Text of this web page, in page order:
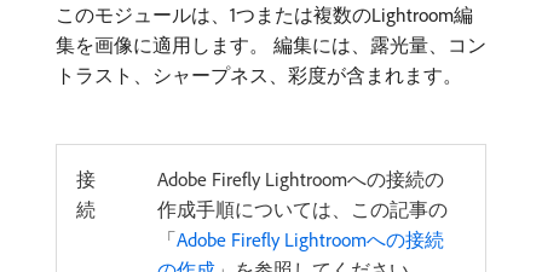
このモジュールは、1つまたは複数のLightroom編
集を画像に適用します。 編集には、露光量、コン
トラスト、シャープネス、彩度が含まれます。
接
続
Adobe Firefly Lightroomへの接続の
作成手順については、この記事の
「Adobe Firefly Lightroomへの接続